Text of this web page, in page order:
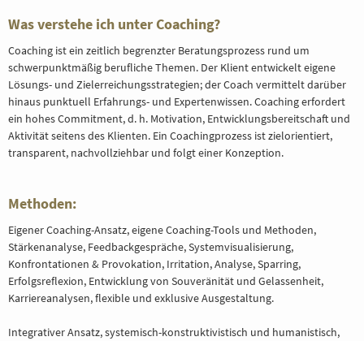
Was verstehe ich unter Coaching?
Coaching ist ein zeitlich begrenzter Beratungsprozess rund um
schwerpunktmäßig berufliche Themen. Der Klient entwickelt eigene
Lösungs- und Zielerreichungsstrategien; der Coach vermittelt darüber
hinaus punktuell Erfahrungs- und Expertenwissen. Coaching erfordert
ein hohes Commitment, d. h. Motivation, Entwicklungsbereitschaft und
Aktivität seitens des Klienten. Ein Coachingprozess ist zielorientiert,
transparent, nachvollziehbar und folgt einer Konzeption.
Methoden:
Eigener Coaching-Ansatz, eigene Coaching-Tools und Methoden,
Stärkenanalyse, Feedbackgespräche, Systemvisualisierung,
Konfrontationen & Provokation, Irritation, Analyse, Sparring,
Erfolgsreflexion, Entwicklung von Souveränität und Gelassenheit,
Karriereanalysen, flexible und exklusive Ausgestaltung.
Integrativer Ansatz, systemisch-konstruktivistisch und humanistisch,